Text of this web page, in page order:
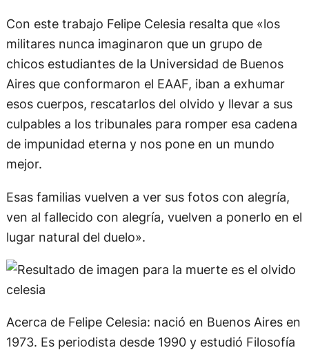
Con este trabajo Felipe Celesia resalta que «los
militares nunca imaginaron que un grupo de
chicos estudiantes de la Universidad de Buenos
Aires que conformaron el EAAF, iban a exhumar
esos cuerpos, rescatarlos del olvido y llevar a sus
culpables a los tribunales para romper esa cadena
de impunidad eterna y nos pone en un mundo
mejor.
Esas familias vuelven a ver sus fotos con alegría,
ven al fallecido con alegría, vuelven a ponerlo en el
lugar natural del duelo».
Acerca de Felipe Celesia: nació en Buenos Aires en
1973. Es periodista desde 1990 y estudió Filosofía